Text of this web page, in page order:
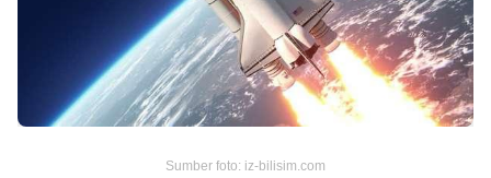
Sumber foto: iz-bilisim.com